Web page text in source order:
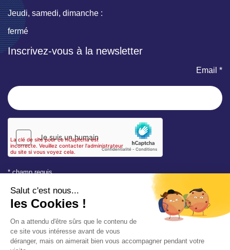
Jeudi, samedi, dimanche :
fermé
Inscrivez-vous à la newsletter
Email *
* champ requis
Votre adresse e-mail est uniquement utilisée pour vous
envoyer les lettres d'information de la Mairie de Saint-Aubin-
sur-Mer. Vous pouvez à tout moment utiliser le lien de
désabonnement intégré dans la newsletter. Consultez notre